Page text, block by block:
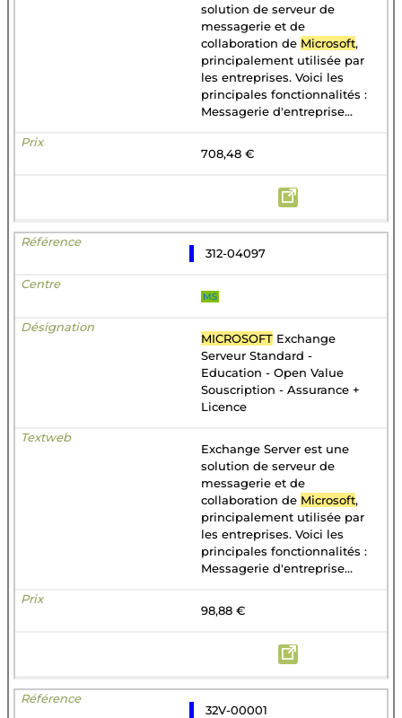
solution de serveur de
messagerie et de
collaboration de Microsoft,
principalement utilisée par
les entreprises. Voici les
principales fonctionnalités :
Messagerie d'entreprise...
708,48 €
312-04097
MS
MICROSOFT Exchange
Serveur Standard -
Education - Open Value
Souscription - Assurance +
Licence
Exchange Server est une
solution de serveur de
messagerie et de
collaboration de Microsoft,
principalement utilisée par
les entreprises. Voici les
principales fonctionnalités :
Messagerie d'entreprise...
98,88 €
32V-00001